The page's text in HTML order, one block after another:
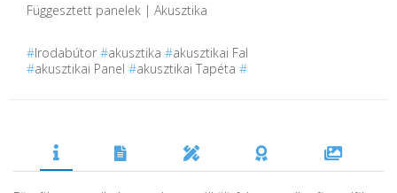
Függesztett panelek | Akusztika
#Irodabútor #akusztika #akusztikai Fal
#akusztikai Panel #akusztikai Tapéta #